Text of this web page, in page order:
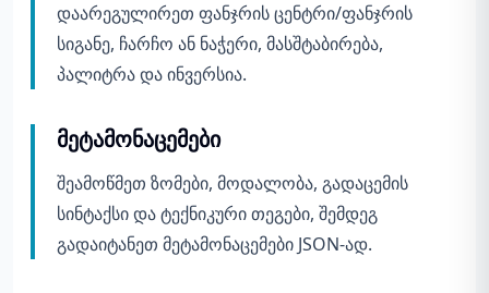
დაარეგულირეთ ფანჯრის ცენტრი/ფანჯრის
სიგანე, ჩარჩო ან ნაჭერი, მასშტაბირება,
პალიტრა და ინვერსია.
მეტამონაცემები
შეამოწმეთ ზომები, მოდალობა, გადაცემის
სინტაქსი და ტექნიკური თეგები, შემდეგ
გადაიტანეთ მეტამონაცემები JSON-ად.